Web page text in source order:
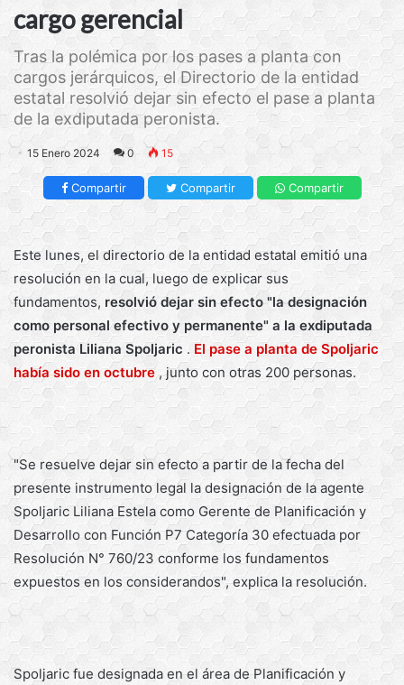
cargo gerencial
Tras la polémica por los pases a planta con
cargos jerárquicos, el Directorio de la entidad
estatal resolvió dejar sin efecto el pase a planta
de la exdiputada peronista.
15 Enero 2024 0 15
Compartir Compartir Compartir
Este lunes, el directorio de la entidad estatal emitió una
resolución en la cual, luego de explicar sus
fundamentos, resolvió dejar sin efecto "la designación
como personal efectivo y permanente" a la exdiputada
peronista Liliana Spoljaric . El pase a planta de Spoljaric
había sido en octubre , junto con otras 200 personas.
"Se resuelve dejar sin efecto a partir de la fecha del
presente instrumento legal la designación de la agente
Spoljaric Liliana Estela como Gerente de Planificación y
Desarrollo con Función P7 Categoría 30 efectuada por
Resolución N° 760/23 conforme los fundamentos
expuestos en los considerandos", explica la resolución.
Spoljaric fue designada en el área de Planificación y